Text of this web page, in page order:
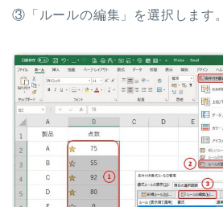
③「ルールの編集」を選択します。